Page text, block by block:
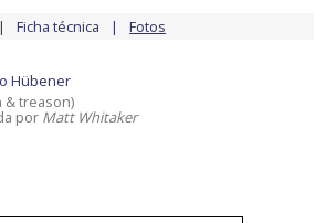
Ficha técnica Fotos
Hübener
& treason)
por Matt Whitaker